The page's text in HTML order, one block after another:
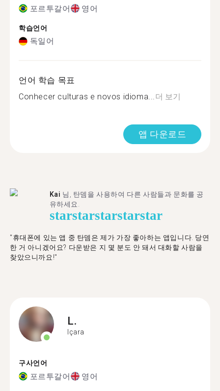
포르투갈어 영어
학습언어
독일어
언어 학습 목표
Conhecer culturas e novos idioma...더 보기
앱 다운로드
Kai 님, 탄뎀을 사용하여 다른 사람들과 문화를 공
유하세요.
starstarstarstarstar
"휴대폰에 있는 앱 중 탄뎀은 제가 가장 좋아하는 앱입니다. 당연
한 거 아니겠어요? 다운받은 지 몇 분도 안 돼서 대화할 사람을
찾았으니까요!"
L.
Içara
구사언어
포르투갈어 영어